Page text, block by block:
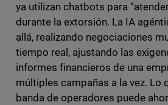
ya utilizan chatbots para
durante la extorsión. La IA
allá, realizando negociaciones
tiempo real, ajustando las
informes financieros de una
múltiples campañas a la vez. Lo
banda de operadores puede